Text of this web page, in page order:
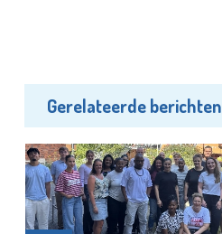
Gerelateerde berichten